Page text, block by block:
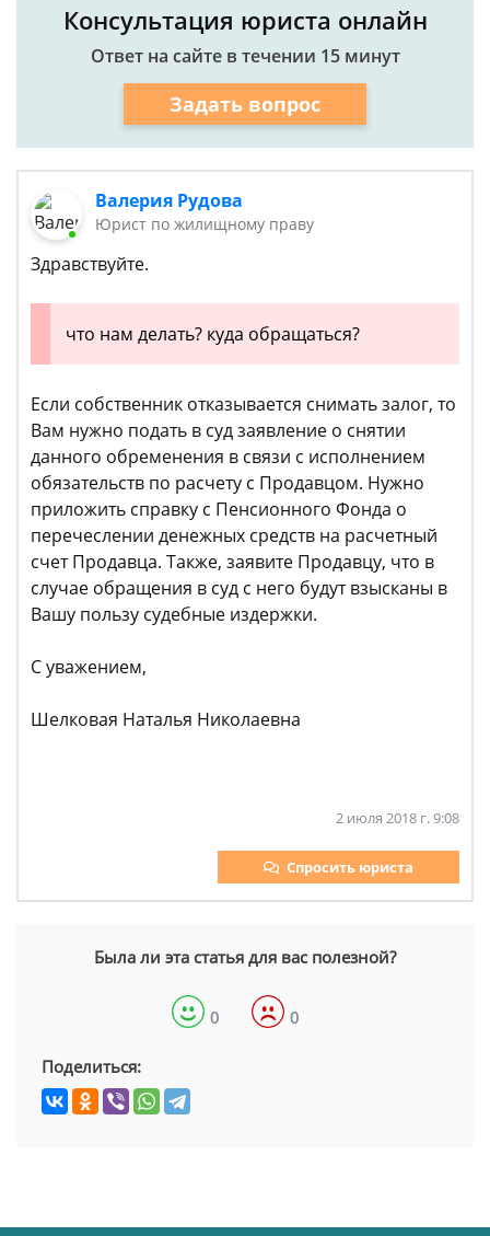
Консультация юриста онлайн
Ответ на сайте в течении 15 минут
Задать вопрос
Валерия Рудова
Юрист по жилищному праву
Здравствуйте.
что нам делать? куда обращаться?
Если собственник отказывается снимать залог, то
Вам нужно подать в суд заявление о снятии
данного обременения в связи с исполнением
обязательств по расчету с Продавцом. Нужно
приложить справку с Пенсионного Фонда о
перечеслении денежных средств на расчетный
счет Продавца. Также, заявите Продавцу, что в
случае обращения в суд с него будут взысканы в
Вашу пользу судебные издержки.
С уважением,
Шелковая Наталья Николаевна
2 июля 2018 г. 9:08
Спросить юриста
Была ли эта статья для вас полезной?
0 0
Поделиться: